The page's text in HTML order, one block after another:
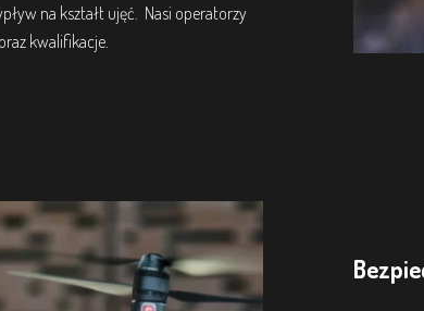
na kształt ujęć. Nasi operatorzy
kwalifikacje.